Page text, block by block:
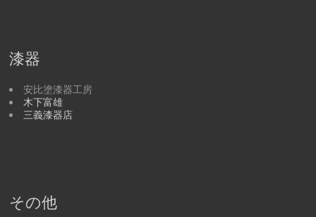
漆器
安比塗漆器工房
木下富雄
三義漆器店
その他